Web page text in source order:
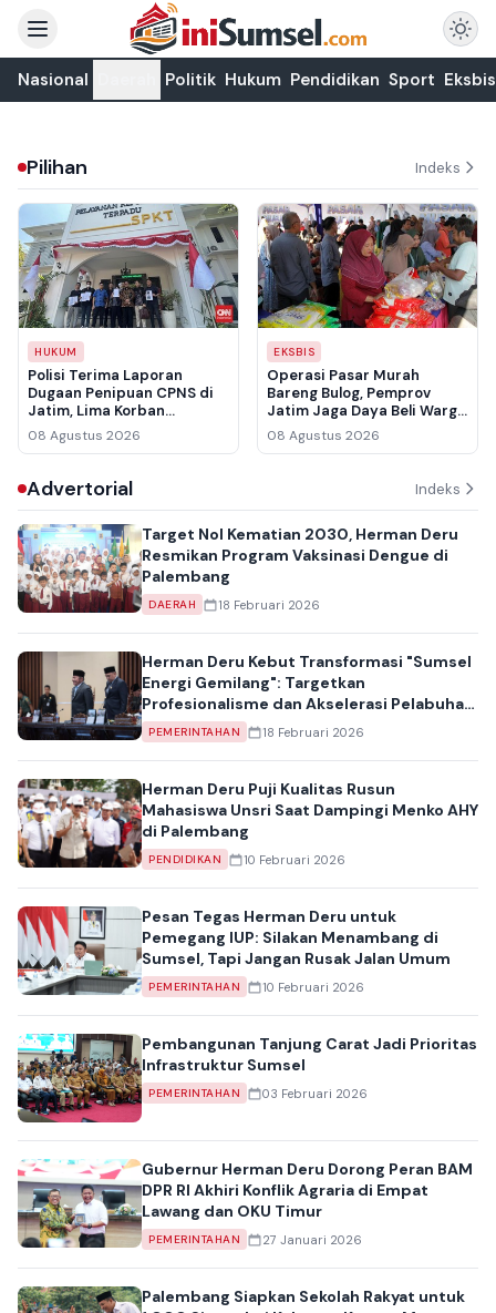
Nasional Politik Hukum Pendidikan Sport Eksbis
Pilihan Indeks
HUKUM
Polisi Terima Laporan
Dugaan Penipuan CPNS di
Jatim, Lima Korban
Pertama Rugi Rp3,5 Miliar
08 Agustus 2026
EKSBIS
Operasi Pasar Murah
Bareng Bulog, Pemprov
Jatim Jaga Daya Beli Warga
Sidoarjo
08 Agustus 2026
Advertorial Indeks
Target Nol Kematian 2030, Herman Deru
Resmikan Program Vaksinasi Dengue di
Palembang
DAERAH 18 Februari 2026
Herman Deru Kebut Transformasi "Sumsel
Energi Gemilang": Targetkan
Profesionalisme dan Akselerasi Pelabuhan
Tanjung Carat
PEMERINTAHAN 18 Februari 2026
Herman Deru Puji Kualitas Rusun
Mahasiswa Unsri Saat Dampingi Menko AHY
di Palembang
PENDIDIKAN 10 Februari 2026
Pesan Tegas Herman Deru untuk
Pemegang IUP: Silakan Menambang di
Sumsel, Tapi Jangan Rusak Jalan Umum
PEMERINTAHAN 10 Februari 2026
Pembangunan Tanjung Carat Jadi Prioritas
Infrastruktur Sumsel
PEMERINTAHAN 03 Februari 2026
Gubernur Herman Deru Dorong Peran BAM
DPR RI Akhiri Konflik Agraria di Empat
Lawang dan OKU Timur
PEMERINTAHAN 27 Januari 2026
Palembang Siapkan Sekolah Rakyat untuk